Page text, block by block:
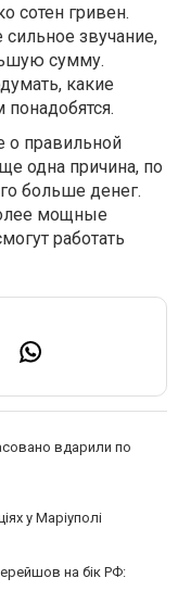
сотен гривен.
звучание,
сумму.
какие
правильной
одна причина, по
больше денег.
мощные
работать
вдарили по
у Маріуполі
на бік РФ: